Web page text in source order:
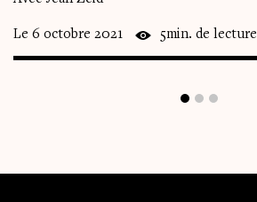
Le 6 octobre 2021 5min. de lecture